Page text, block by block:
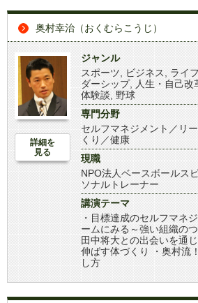
奥村幸治（おくむらこうじ）
詳細を
見る
ジャンル
スポーツ
ビジネス ライ
ダーシップ, 人生・自己改
体験談
野球
専門分野
セルフマネジメント／リ
くり／健康
現職
NPO法人ベースボールス
ソナルトレーナー
講演テーマ
・目標達成のセルフマネ
ームにみる～強い組織の
田中将大との出会いを通
伸ばす体づくり ・奥村流
し方